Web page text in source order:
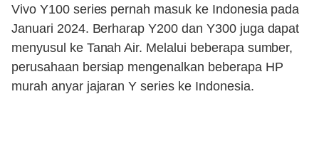
Vivo Y100 series pernah masuk ke Indonesia pada
Januari 2024. Berharap Y200 dan Y300 juga dapat
menyusul ke Tanah Air. Melalui beberapa sumber,
perusahaan bersiap mengenalkan beberapa HP
murah anyar jajaran Y series ke Indonesia.